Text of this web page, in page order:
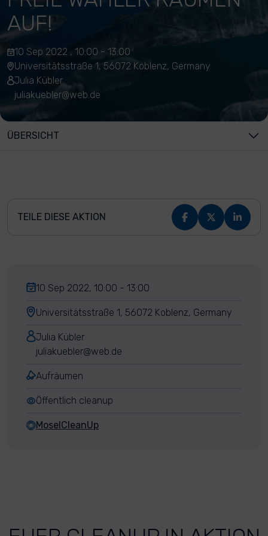
AUF!
10 Sep 2022 , 10:00 - 13:00
Universitätsstraße 1, 56072 Koblenz, Germany
Julia Kübler
juliakuebler@web.de
ÜBERSICHT
TEILE DIESE AKTION
10 Sep 2022, 10:00 - 13:00
Universitätsstraße 1, 56072 Koblenz, Germany
Julia Kübler
juliakuebler@web.de
Aufräumen
Öffentlich cleanup
MoselCleanUp